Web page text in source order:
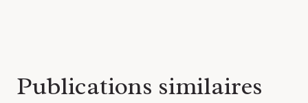
Publications similaires